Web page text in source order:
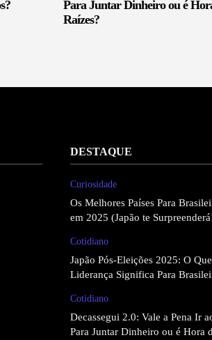
Para Juntar Dinheiro ou é
Raízes?
DESTAQUE
Curiosidade
Os Melhores Países Para
em 2025 (Japão te
Cotidiano
Japão Pós-Eleições 2025: O
Liderança Significa Para
Cotidiano
Decassegui 2.0: Vale a Pena Ir
Para Juntar Dinheiro ou é Hora